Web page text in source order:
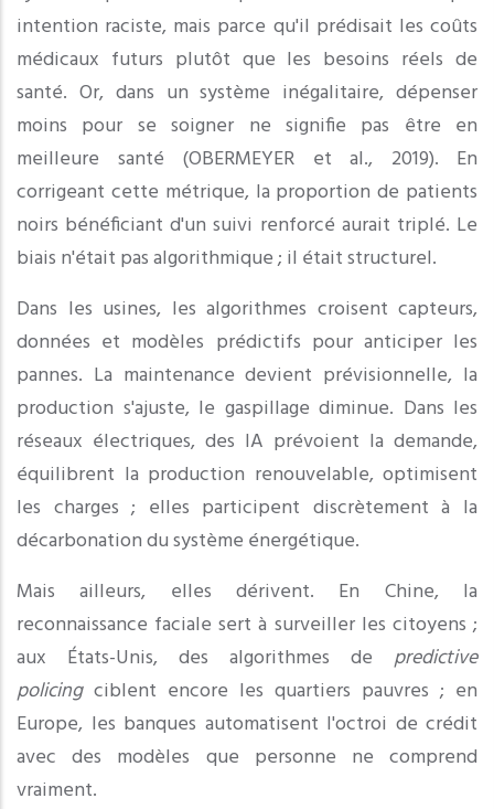
intention raciste, mais parce qu'il prédisait les coûts
médicaux futurs plutôt que les besoins réels de
santé. Or, dans un système inégalitaire, dépenser
moins pour se soigner ne signifie pas être en
meilleure santé (OBERMEYER et al., 2019). En
corrigeant cette métrique, la proportion de patients
noirs bénéficiant d'un suivi renforcé aurait triplé. Le
biais n'était pas algorithmique ; il était structurel.
Dans les usines, les algorithmes croisent capteurs,
données et modèles prédictifs pour anticiper les
pannes. La maintenance devient prévisionnelle, la
production s'ajuste, le gaspillage diminue. Dans les
réseaux électriques, des IA prévoient la demande,
équilibrent la production renouvelable, optimisent
les charges ; elles participent discrètement à la
décarbonation du système énergétique.
Mais ailleurs, elles dérivent. En Chine, la
reconnaissance faciale sert à surveiller les citoyens ;
aux États-Unis, des algorithmes de predictive
policingciblent encore les quartiers pauvres ; en
Europe, les banques automatisent l'octroi de crédit
avec des modèles que personne ne comprend
vraiment.